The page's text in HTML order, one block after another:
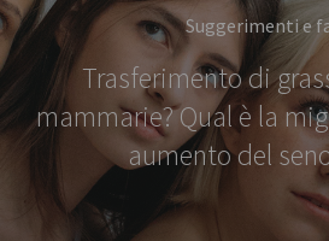
Suggerimenti e
Trasferimento di
mammarie? Qual è la
aumento del